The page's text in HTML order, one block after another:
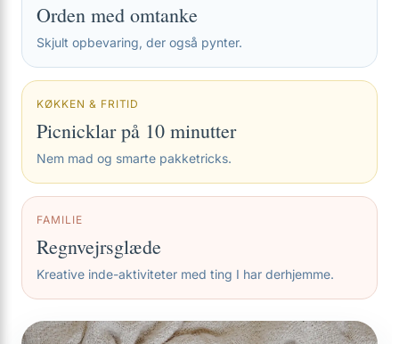
Orden med omtanke
Skjult opbevaring, der også pynter.
KØKKEN & FRITID
Picnicklar på 10 minutter
Nem mad og smarte pakketricks.
FAMILIE
Regnvejrsglæde
Kreative inde-aktiviteter med ting I har derhjemme.